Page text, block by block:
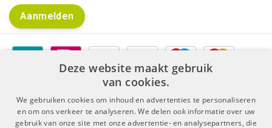
Aanmelden
Algemene voorwaarden | Disclaimer & Privacy Protocol |
Deze website maakt gebruik
van cookies.
We gebruiken cookies om inhoud en advertenties te personaliseren
en om ons verkeer te analyseren. We delen ook informatie over uw
gebruik van onze site met onze advertentie- en analysepartners, die